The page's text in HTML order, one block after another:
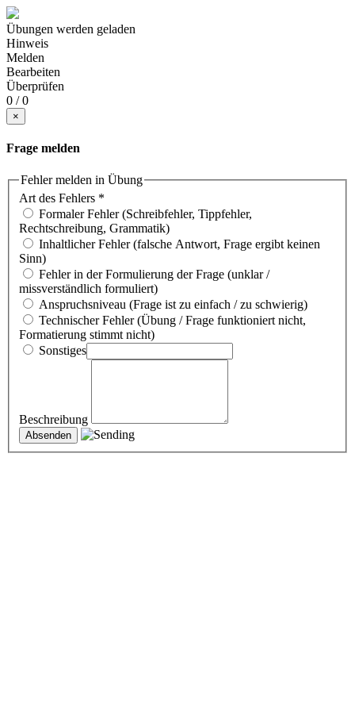
Übungen werden geladen
Hinweis
Melden
Bearbeiten
Überprüfen
0 / 0
×
Frage melden
Fehler melden in Übung
Art des Fehlers *
Formaler Fehler (Schreibfehler, Tippfehler,
Rechtschreibung, Grammatik)
Inhaltlicher Fehler (falsche Antwort, Frage ergibt keinen
Sinn)
Fehler in der Formulierung der Frage (unklar /
missverständlich formuliert)
Anspruchsniveau (Frage ist zu einfach / zu schwierig)
Technischer Fehler (Übung / Frage funktioniert nicht,
Formatierung stimmt nicht)
Sonstiges
Beschreibung